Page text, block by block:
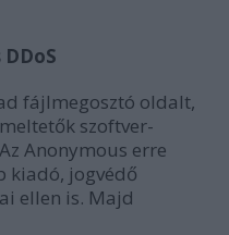
fájlmegosztó oldalt,
szoftver-
Anonymous erre
kiadó, jogvédő
ellen is. Majd